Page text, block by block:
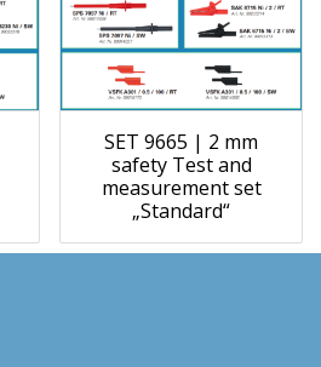
SET 9665 | 2 mm
safety Test and
measurement set
„Standard“